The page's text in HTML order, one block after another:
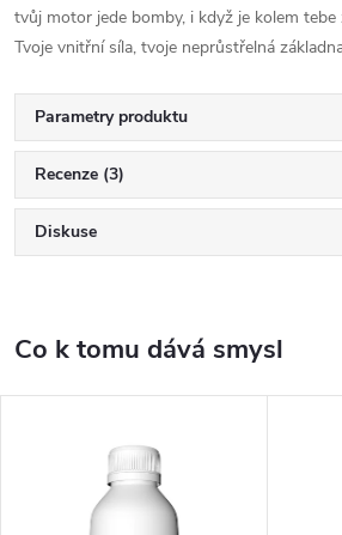
tvůj motor jede bomby, i když je kolem
Tvoje vnitřní síla, tvoje neprůstřelná
Parametry produktu
Recenze (3)
Diskuse
Co k tomu dává smysl